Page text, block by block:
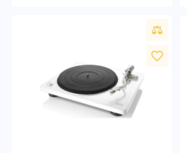
favorite_border